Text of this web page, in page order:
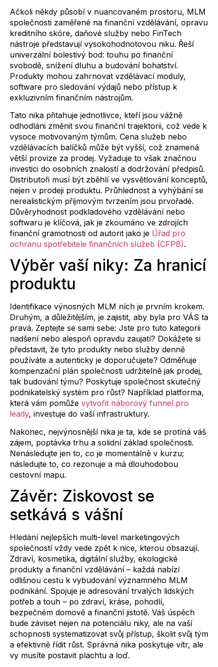
Ačkoli někdy působí v nuancovaném prostoru, MLM
společnosti zaměřené na finanční vzdělávání, opravu
kreditního skóre, daňové služby nebo FinTech
nástroje představují vysokohodnotovou niku. Řeší
univerzální bolestivý bod: touhu po finanční
svobodě, snížení dluhu a budování bohatství.
Produkty mohou zahrnovat vzdělávací moduly,
software pro sledování výdajů nebo přístup k
exkluzivním finančním nástrojům.
Tato nika přitahuje jednotlivce, kteří jsou vážně
odhodláni změnit svou finanční trajektorii, což vede k
vysoce motivovaným týmům. Cena služeb nebo
vzdělávacích balíčků může být vyšší, což znamená
větší provize za prodej. Vyžaduje to však značnou
investici do osobních znalostí a dodržování předpisů.
Distributoři musí být zběhlí ve vysvětlování konceptů,
nejen v prodeji produktu. Průhlednost a vyhýbání se
nerealistickým příjmovým tvrzením jsou prvořadé.
Důvěryhodnost podkladového vzdělávání nebo
softwaru je klíčová, jak je zkoumáno ve zdrojích
finanční gramotnosti od autorit jako je Úřad pro
ochranu spotřebitele finančních služeb (CFPB).
Výběr vaší niky: Za hranicí
produktu
Identifikace výnosných MLM ních je prvním krokem.
Druhým, a důležitějším, je zajistit, aby byla pro VÁS ta
pravá. Zeptejte se sami sebe: Jste pro tuto kategorii
nadšení nebo alespoň opravdu zaujatí? Dokážete si
představit, že tyto produkty nebo služby denně
používáte a autenticky je doporučujete? Odměňuje
kompenzační plán společnosti udržitelně jak prodej,
tak budování týmu? Poskytuje společnost skutečný
podnikatelský systém pro růst? Například platforma,
která vám pomůže vytvořit náborový funnel pro
leady, investuje do vaší infrastruktury.
Nakonec, nejvýnosnější nika je ta, kde se protíná váš
zájem, poptávka trhu a solidní základ společnosti.
Nenásledujte jen to, co je momentálně v kurzu;
následujte to, co rezonuje a má dlouhodobou
cestovní mapu.
Závěr: Ziskovost se
setkává s vášní
Hledání nejlepších multi-level marketingových
společností vždy vede zpět k nice, kterou obsazují.
Zdraví, kosmetika, digitální služby, ekologické
produkty a finanční vzdělávání – každá nabízí
odlišnou cestu k vybudování významného MLM
podnikání. Spojuje je adresování trvalých lidských
potřeb a touh – po zdraví, kráse, pohodlí,
bezpečném domově a finanční jistotě. Váš úspěch
bude záviset nejen na potenciálu niky, ale na vaší
schopnosti systematizovat svůj přístup, školit svůj tým
a efektivně řídit růst. Správná nika poskytuje vítr, ale
vy musíte postavit plachtu a loď.